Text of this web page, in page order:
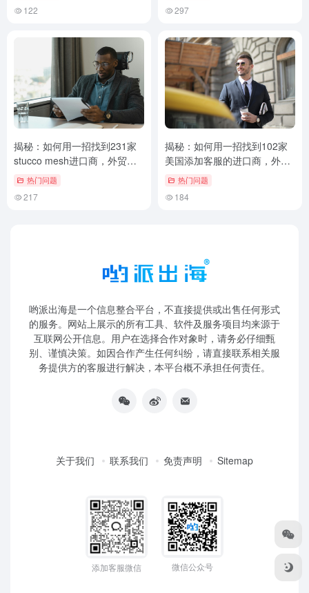
122 297
揭秘：如何用一招找到231家
stucco mesh进口商，外贸邮
件营销必学！
热门问题
217
揭秘：如何用一招找到102家
美国添加客服的进口商，外贸
邮件营销必学！
热门问题
184
哟派出海是一个信息整合平台，不直接提供或出售任何形式
的服务。网站上展示的所有工具、软件及服务项目均来源于
互联网公开信息。用户在选择合作对象时，请务必仔细甄
别、谨慎决策。如因合作产生任何纠纷，请直接联系相关服
务提供方的客服进行解决，本平台概不承担任何责任。
关于我们 联系我们 免责声明 Sitemap
添加客服微信 微信公众号